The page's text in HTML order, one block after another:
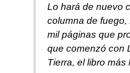
Lo hará de nuevo
columna de
mil páginas que
que comenzó con
Tierra, el libro más